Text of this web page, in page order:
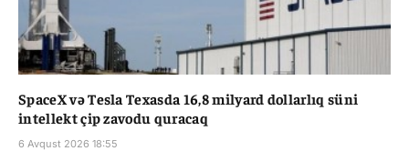
SpaceX və Tesla Texasda 16,8 milyard dollarlıq süni
intellekt çip zavodu quracaq
6 Avqust 2026 18:55